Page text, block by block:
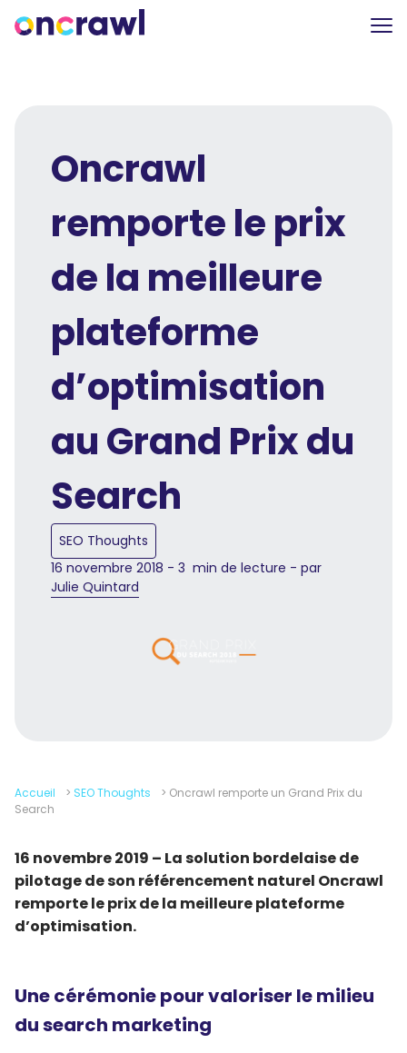
Oncrawl
remporte le prix
de ​​la meilleure
plateforme
d’optimisation
au Grand Prix du
Search
SEO Thoughts
16 novembre 2018 - 3 min de lecture - par
Julie Quintard
Accueil > SEO Thoughts > Oncrawl remporte un Grand Prix du
Search
16 novembre 2019 – La solution bordelaise de
pilotage de son référencement naturel Oncrawl
remporte le prix de la meilleure plateforme
d’optimisation.
Une cérémonie pour valoriser le milieu
du search marketing